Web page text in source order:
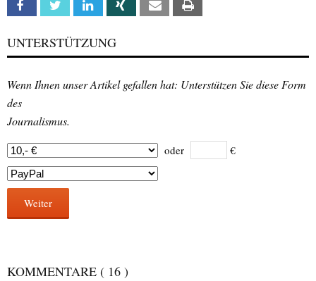
Facebook Twitter Linkedin Xing Email
UNTERSTÜTZUNG
Wenn Ihnen unser Artikel gefallen hat: Unterstützen Sie diese Form
des
Journalismus.
oder €
Weiter
KOMMENTARE ( 16 )